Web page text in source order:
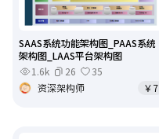
SAAS系统功能架构图_PAAS系统
架构图_LAAS平台架构图
1.6k
26
35
资深架构师
￥7